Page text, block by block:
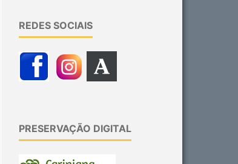
REDES SOCIAIS
PRESERVAÇÃO DIGITAL